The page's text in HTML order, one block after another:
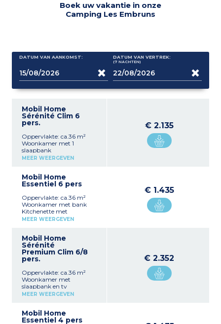
Boek uw vakantie in onze
Camping Les Embruns
DATUM VAN AANKOMST: DATUM VAN VERTREK:
(7 NACHTEN)
Mobil Home
Sérénité Clim 6
pers.
Oppervlakte: ca.36 m²
Woonkamer met 1
slaapbank
Kitchenette met
waterkoker,
koffiezetapparaat en
1 slaapkamer met een
tweepersoonsbed
2 slaapkamers met 2
eenpersoonsbedden
douche
1 aparte wc
Terras met
buitenverlichting
MEER WEERGEVEN
€ 2.135
Mobil Home
Essentiel 6 pers
Oppervlakte: ca.36 m²
Woonkamer met bank
Kitchenette met
koelkast/vriezer, fornuis,
broodrooster
1 slaapkamer met 1
tweepersoonsbed
2 slaapkamers met 2
Badkamer
Aparte wc
Terras met tuinmeubilair,
buitenverlichting
MEER WEERGEVEN
€ 1.435
Mobil Home
Sérénité
Premium Clim 6/8
pers.
Oppervlakte: ca.36 m²
Woonkamer met
slaapbank en tv
Kitchenette met
koffiezetapparaat en
broodrooster
MEER WEERGEVEN
€ 2.352
Mobil Home
Essentiel 4 pers